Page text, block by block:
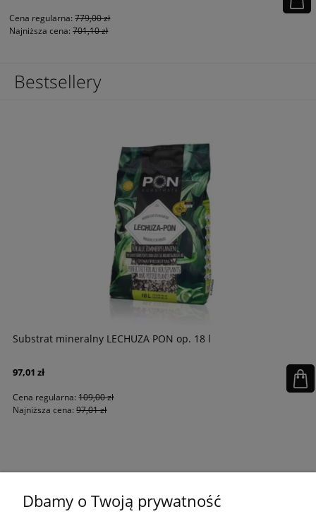
Cena regularna: 779,00 zł
Najniższa cena: 701,10 zł
Bestsellery
Substrat mineralny LECHUZA PON op. 18 l
97,01 zł
Cena regularna:109,00 zł
Najniższa cena:97,01 zł
Dbamy o Twoją prywatność